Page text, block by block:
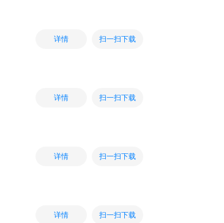
详情 扫一扫下载
详情 扫一扫下载
详情 扫一扫下载
详情 扫一扫下载